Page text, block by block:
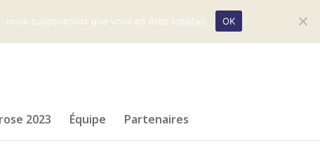
2023 Équipe Partenaires
supposerons que vous en êtes satisfait. OK